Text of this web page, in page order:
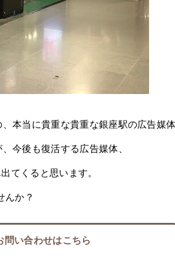
本当に貴重な貴重な銀座駅の広告媒
今後も復活する広告媒体、
てくると思います。
んか？
問い合わせはこちら